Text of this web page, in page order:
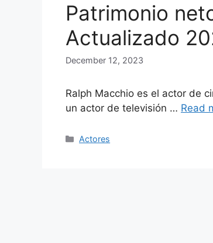
Patrimonio
Actualizado
December 12, 2023
Ralph Macchio es el actor de
un actor de televisión … Read
Categories
Actores